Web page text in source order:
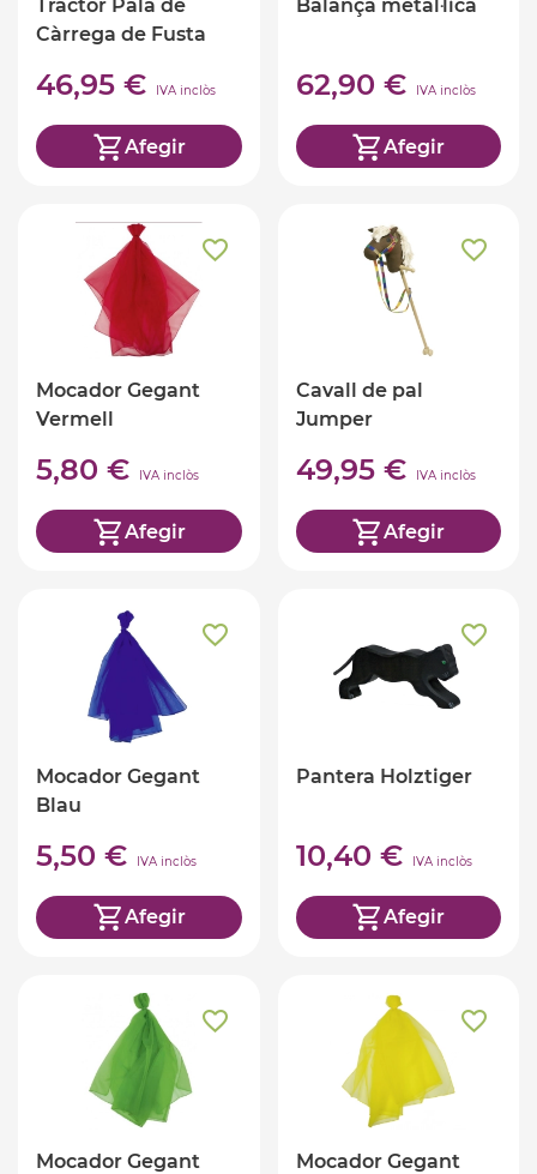
Tractor Pala de
Càrrega de Fusta
46,95 € IVA inclòs
Afegir
Balança metàl·lica
62,90 € IVA inclòs
Afegir
Mocador Gegant
Vermell
5,80 € IVA inclòs
Afegir
Cavall de pal
Jumper
49,95 € IVA inclòs
Afegir
Mocador Gegant
Blau
5,50 € IVA inclòs
Afegir
Pantera Holztiger
10,40 € IVA inclòs
Afegir
Mocador Gegant
Mocador Gegant